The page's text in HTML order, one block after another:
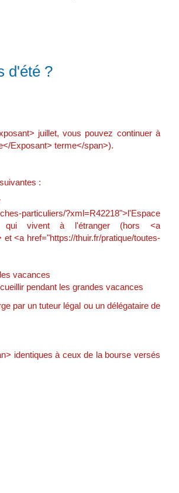
d'été ?
juillet, vous pouvez continuer à
Exposant> terme</span>).
:
particuliers/?xml=R42218">l'Espace
qui vivent à l'étranger (hors <a
<a href="https://thuir.fr/pratique/toutes-
vacances
pendant les grandes vacances
par un tuteur légal ou un délégataire de
identiques à ceux de la bourse versés